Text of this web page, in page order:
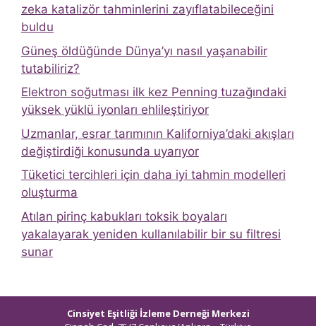
zeka katalizör tahminlerini zayıflatabileceğini
buldu
Güneş öldüğünde Dünya’yı nasıl yaşanabilir
tutabiliriz?
Elektron soğutması ilk kez Penning tuzağındaki
yüksek yüklü iyonları ehlileştiriyor
Uzmanlar, esrar tarımının Kaliforniya’daki akışları
değiştirdiği konusunda uyarıyor
Tüketici tercihleri ​​için daha iyi tahmin modelleri
oluşturma
Atılan pirinç kabukları toksik boyaları
yakalayarak yeniden kullanılabilir bir su filtresi
sunar
Cinsiyet Eşitliği İzleme Derneği Merkezi